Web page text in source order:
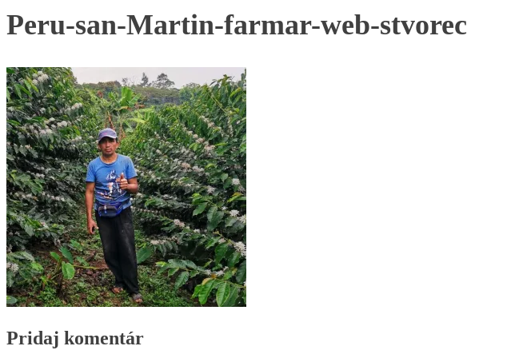
Peru-san-Martin-farmar-web-stvorec
Pridaj komentár